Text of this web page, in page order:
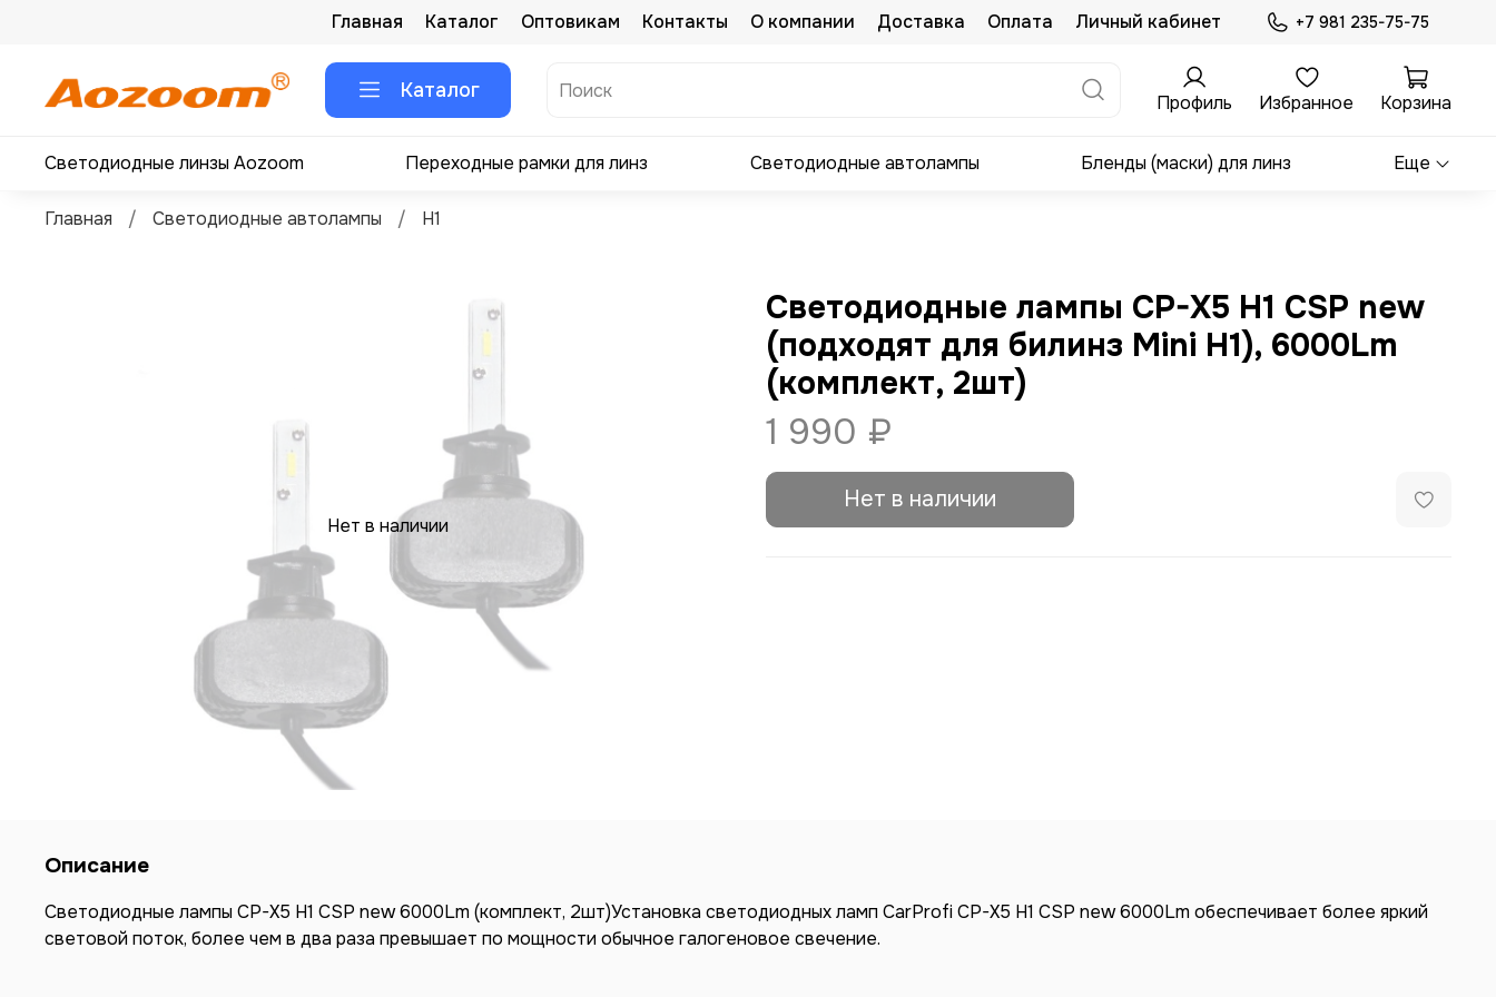
Главная Каталог Оптовикам Контакты О компании Доставка Оплата Личный кабинет +7 981 235-75-75
Каталог Профиль Избранное Корзина
Светодиодные линзы Aozoom Переходные рамки для линз Светодиодные автолампы Бленды (маски) для линз Еще
Главная Светодиодные автолампы H1
Нет в наличии
Светодиодные лампы CP-X5 H1 CSP new
(подходят для билинз Mini H1), 6000Lm
(комплект, 2шт)
1 990 ₽
Нет в наличии
Описание
Светодиодные лампы CP-X5 H1 CSP new 6000Lm (комплект, 2шт)Установка светодиодных ламп CarProfi CP-X5 H1 CSP new 6000Lm обеспечивает более яркий
световой поток, более чем в два раза превышает по мощности обычное галогеновое свечение.